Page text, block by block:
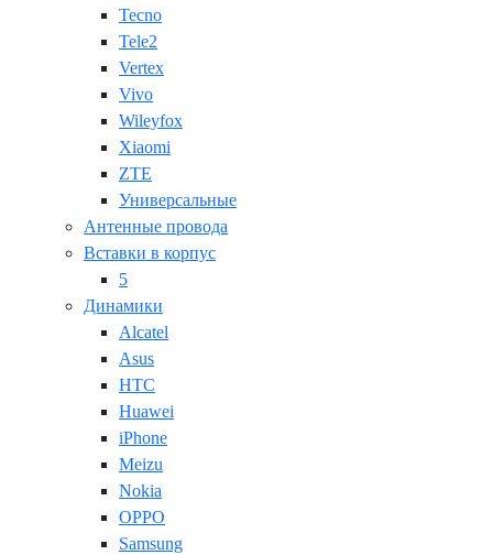
Tecno
Tele2
Vertex
Vivo
Wileyfox
Xiaomi
ZTE
Универсальные
Антенные провода
Вставки в корпус
5
Динамики
Alcatel
Asus
HTC
Huawei
iPhone
Meizu
Nokia
OPPO
Samsung